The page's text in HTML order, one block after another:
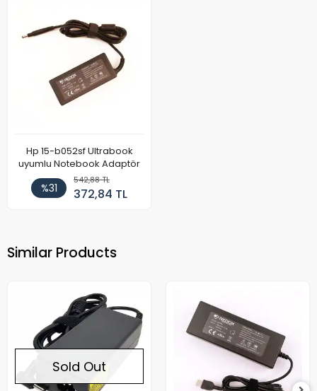
Hp 15-b052sf Ultrabook
uyumlu Notebook Adaptör
%31
542,88 TL
372,84 TL
Similar Products
Sold Out